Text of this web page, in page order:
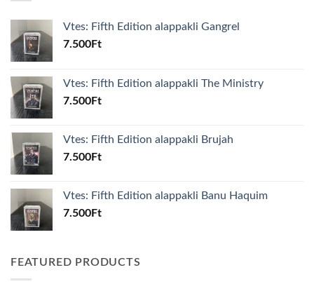
Vtes: Fifth Edition alappakli Gangrel
7.500Ft
Vtes: Fifth Edition alappakli The Ministry
7.500Ft
Vtes: Fifth Edition alappakli Brujah
7.500Ft
Vtes: Fifth Edition alappakli Banu Haquim
7.500Ft
FEATURED PRODUCTS